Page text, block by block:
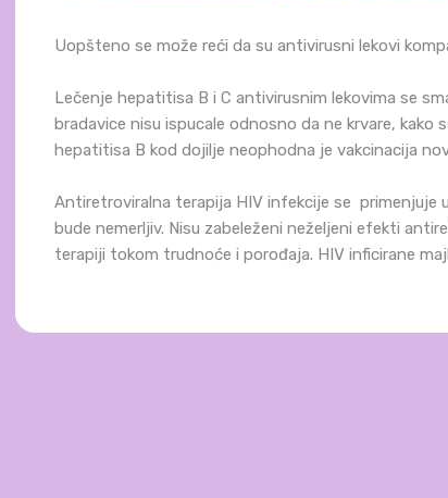
Uopšteno se može reći da su antivirusni lekovi
Lečenje hepatitisa B i C antivirusnim lekovima se
bradavice nisu ispucale odnosno da ne krvare,
hepatitisa B kod dojilje neophodna je vakcinacija
Antiretroviralna terapija HIV infekcije se primenjuje
bude nemerljiv. Nisu zabeleženi neželjeni efekti
terapiji tokom trudnoće i porođaja. HIV inficirane